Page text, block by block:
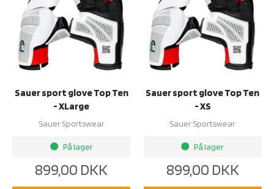
Sauer sport glove Top Ten
- XLarge
Sauer Sportswear
brightness_1 På lager
899,00 DKK
Sauer sport glove Top Ten
- XS
Sauer Sportswear
brightness_1 På lager
899,00 DKK